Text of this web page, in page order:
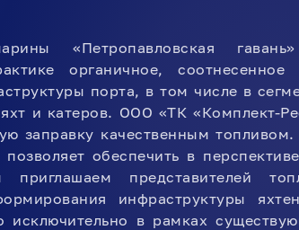
«Петропавловская гавань»
органичное,
порта, в том числе в
и катеров. ООО «ТК «Комплект-
заправку качественным
обеспечить в
представителей
инфраструктуры
в рамках